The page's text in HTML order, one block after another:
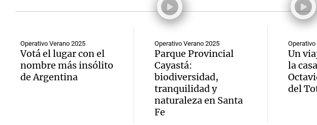
Operativo Verano 2025
Votá el lugar con el
nombre más insólito
de Argentina
Operativo Verano 2025
Parque Provincial
Cayastá:
biodiversidad,
tranquilidad y
naturaleza en Santa
Fe
Un
la
del